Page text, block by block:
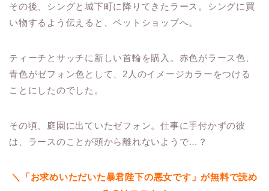
その後、シングと城下町に降りてきたラース。シングに買
い物するよう伝えると、ペットショップへ。
ティーチとサッチに新しい首輪を購入。赤色がラース色、
青色がゼフォン色として、2人のイメージカラーをつける
ことにしたのでした。
その頃、庭園に出ていたゼフォン。仕事に手付かずの彼
は、ラースのことが頭から離れないようで…？
＼「お求めいただいた暴君陛下の悪女です」が無料で読め